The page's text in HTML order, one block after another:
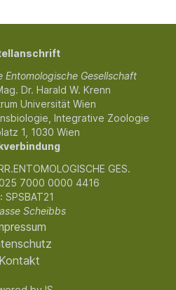
Entomologische Gesellschaft
Dr. Harald W. Krenn
Universität Wien
Integrative Zoologie
1, 1030 Wien
GES.
7000 0000 4416
SPSBAT21
Scheibbs
Kontakt